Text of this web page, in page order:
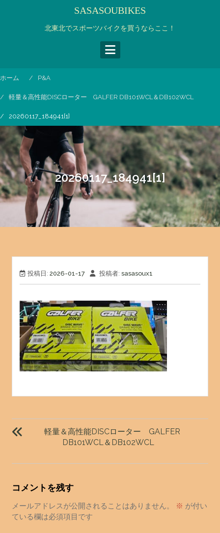
キ
プ
SASASOUBIKES
北東北でスポーツバイクを買うならここ！
ホーム P&A
軽量＆高性能DISCローター GALFER DB101WCL＆DB102WCL
20260117_184941[1]
20260117_184941[1]
投稿日: 2026-01-17 投稿者: sasasoux1
投
稿
シ
ョ
ン
軽量＆高性能DISCローター GALFER
DB101WCL＆DB102WCL
コメントを残す
メールアドレスが公開されることはありません。 ※ が付い
ている欄は必須項目です